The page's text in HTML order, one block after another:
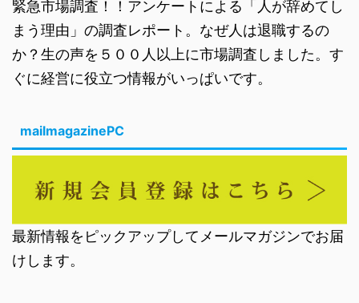
緊急市場調査！！アンケートによる「人が辞めてし
まう理由」の調査レポート。なぜ人は退職するの
か？生の声を５００人以上に市場調査しました。す
ぐに経営に役立つ情報がいっぱいです。
mailmagazinePC
最新情報をピックアップしてメールマガジンでお届
けします。